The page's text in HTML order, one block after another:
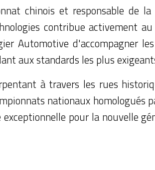
chinois et responsable de
contribue activement
Automotive d'accompagner
aux standards les plus
à travers les rues
nationaux homologués
pour la nouvelle